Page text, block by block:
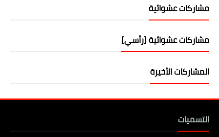
مشاركات عشوائية
مشاركات عشوائية [رأسي]
المشاركات الأخيرة
التسميات